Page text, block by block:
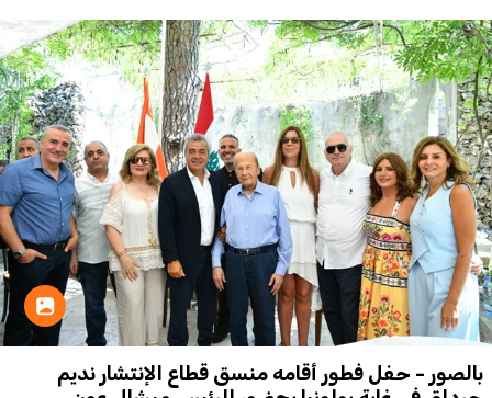
بالصور - حفل فطور أقامه منسق قطاع الإنتشار نديم